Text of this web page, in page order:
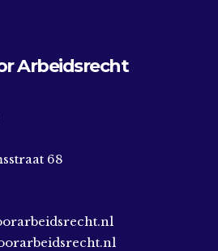
Arbeidsrecht
68